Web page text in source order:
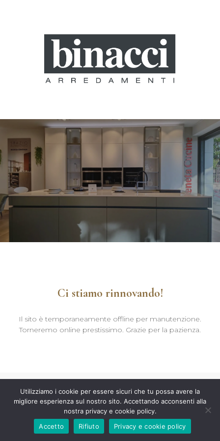
Ci stiamo rinnovando!
Il sito è temporaneamente offline per manutenzione.
Torneremo online prestissimo. Grazie per la pazienza.
Utilizziamo i cookie per essere sicuri che tu possa avere la
migliore esperienza sul nostro sito. Accettando acconsenti alla
nostra privacy e cookie policy.
Accetto
Rifiuto Privacy e cookie policy